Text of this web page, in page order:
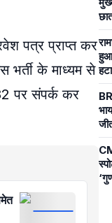
पत्र प्राप्त कर
भर्ती के माध्यम से
पर संपर्क कर
छात्रों
हुआ
का